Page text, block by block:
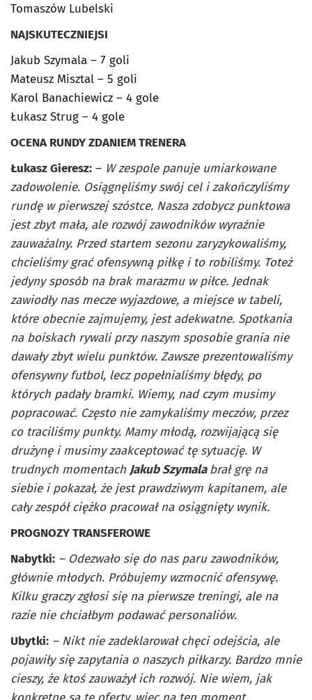
Tomaszów Lubelski
NAJSKUTECZNIEJSI
Jakub Szymala – 7 goli
Mateusz Misztal – 5 goli
Karol Banachiewicz – 4 gole
Łukasz Strug – 4 gole
OCENA RUNDY ZDANIEM TRENERA
Łukasz Gieresz: – W zespole panuje umiarkowane
zadowolenie. Osiągnęliśmy swój cel i zakończyliśmy
rundę w pierwszej szóstce. Nasza zdobycz punktowa
jest zbyt mała, ale rozwój zawodników wyraźnie
zauważalny. Przed startem sezonu zaryzykowaliśmy,
chcieliśmy grać ofensywną piłkę i to robiliśmy. Toteż
jedyny sposób na brak marazmu w piłce. Jednak
zawiodły nas mecze wyjazdowe, a miejsce w tabeli,
które obecnie zajmujemy, jest adekwatne. Spotkania
na boiskach rywali przy naszym sposobie grania nie
dawały zbyt wielu punktów. Zawsze prezentowaliśmy
ofensywny futbol, lecz popełnialiśmy błędy, po
których padały bramki. Wiemy, nad czym musimy
popracować. Często nie zamykaliśmy meczów, przez
co traciliśmy punkty. Mamy młodą, rozwijającą się
drużynę i musimy zaakceptować tę sytuację. W
trudnych momentach Jakub Szymalabrał grę na
siebie i pokazał, że jest prawdziwym kapitanem, ale
cały zespół ciężko pracował na osiągnięty wynik.
PROGNOZY TRANSFEROWE
Nabytki: – Odezwało się do nas paru zawodników,
głównie młodych. Próbujemy wzmocnić ofensywę.
Kilku graczy zgłosi się na pierwsze treningi, ale na
razie nie chciałbym podawać personaliów.
Ubytki: – Nikt nie zadeklarował chęci odejścia, ale
pojawiły się zapytania o naszych piłkarzy. Bardzo mnie
cieszy, że ktoś zauważył ich rozwój. Nie wiem, jak